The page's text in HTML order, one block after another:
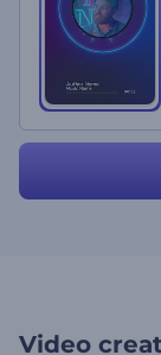
Video